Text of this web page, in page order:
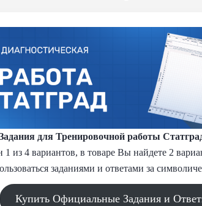
для Тренировочной работы
из 4 вариантов, в товаре Вы найдете 2
заданиями и ответами за
Купить Официальные Задания и